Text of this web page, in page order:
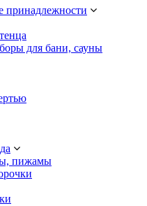
принадлежности
для бани, сауны
пижамы